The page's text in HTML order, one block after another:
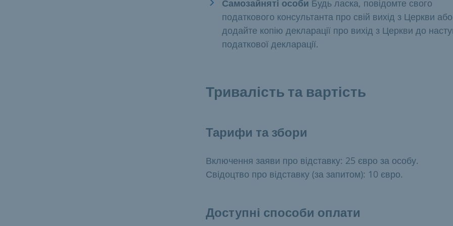
Самозайняті особи Будь ласка, повідомте свого
податкового консультанта про свій вихід з Церкви або
додайте копію декларації про вихід з Церкви до
податкової декларації.
Тривалість та вартість
Тарифи та збори
Включення заяви про відставку: 25 євро за особу.
Свідоцтво про відставку (за запитом): 10 євро.
Доступні способи оплати